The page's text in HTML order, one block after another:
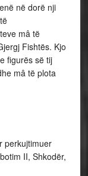
në dorë nji
mâ të
Fishtës. Kjo
figurës së tij
mâ të plota
perkujtimuer
II, Shkodër,